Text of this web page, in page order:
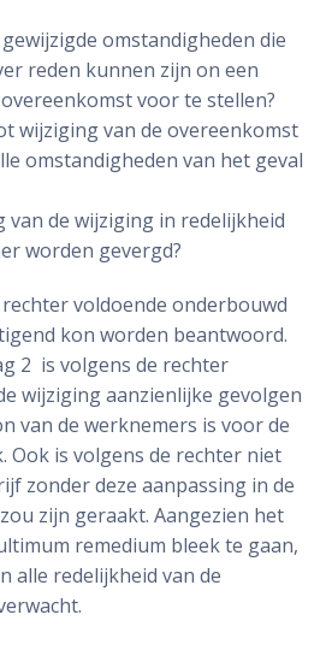
omstandigheden die
reden kunnen zijn on een
voor te stellen?
wijziging van de overeenkomst
omstandigheden van het geval
van de wijziging in redelijkheid
worden gevergd?
voldoende onderbouwd
kon worden beantwoord.
2 is volgens de rechter
wijziging aanzienlijke gevolgen
van de werknemers is voor de
Ook is volgens de rechter niet
zonder deze aanpassing in de
zijn geraakt. Aangezien het
remedium bleek te gaan,
alle redelijkheid van de